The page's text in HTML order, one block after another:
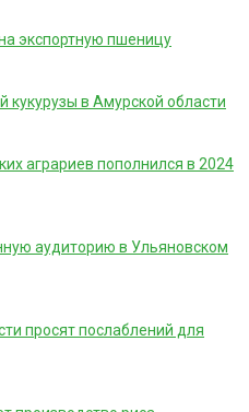
экспортную пшеницу
в Амурской области
аграриев пополнился в 2024
аудиторию в Ульяновском
просят послаблений для